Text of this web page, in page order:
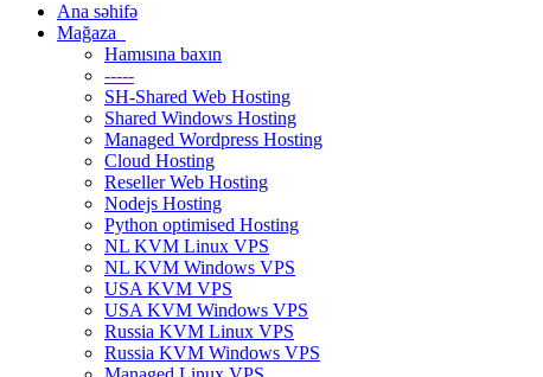
Ana səhifə
Mağaza
Hamısına baxın
-----
SH-Shared Web Hosting
Shared Windows Hosting
Managed Wordpress Hosting
Cloud Hosting
Reseller Web Hosting
Nodejs Hosting
Python optimised Hosting
NL KVM Linux VPS
NL KVM Windows VPS
USA KVM VPS
USA KVM Windows VPS
Russia KVM Linux VPS
Russia KVM Windows VPS